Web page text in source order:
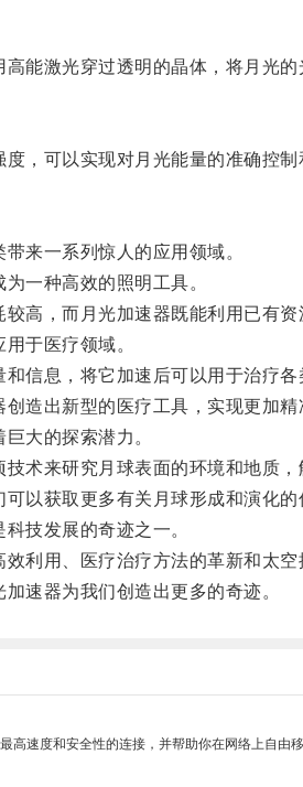
激光穿过透明的晶体，将月光的
可以实现对月光能量的准确控制
一系列惊人的应用领域。
一种高效的照明工具。
，而月光加速器既能利用已有资
于医疗领域。
息，将它加速后可以用于治疗各
出新型的医疗工具，实现更加精
大的探索潜力。
来研究月球表面的环境和地质，
获取更多有关月球形成和演化的
技发展的奇迹之一。
用、医疗治疗方法的革新和太空
器为我们创造出更多的奇迹。
高速度和安全性的连接，并帮助你在网络上自由移